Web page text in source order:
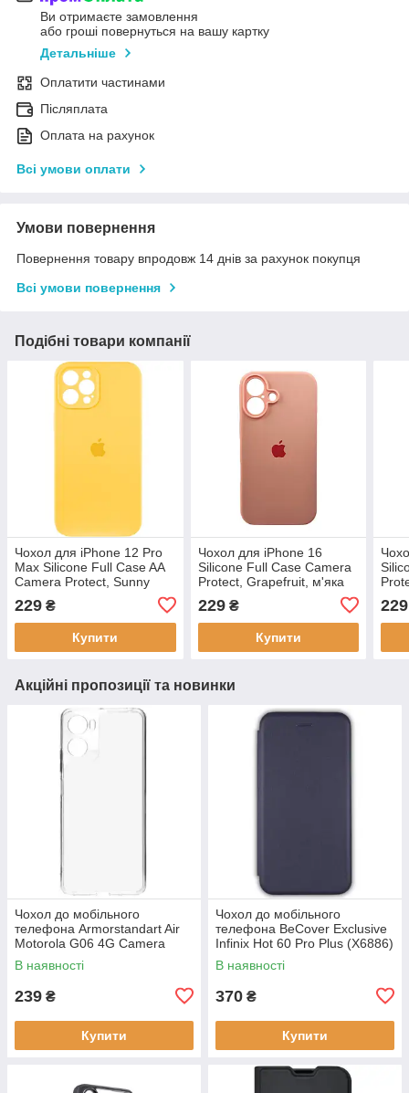
Ви отримаєте замовлення
або гроші повернуться на вашу картку
Детальніше
Оплатити частинами
Післяплата
Оплата на рахунок
Всі умови оплати
Умови повернення
Повернення товару впродовж 14 днів за рахунок покупця
Всі умови повернення
Подібні товари компанії
Чохол для iPhone 12 Pro
Max Silicone Full Case AA
Camera Protect, Sunny
Yellow, м'яка мікрофібра,
захист 360°
229 ₴
Купити
Чохол для iPhone 16
Silicone Full Case Camera
Protect, Grapefruit, м'яка
захист 360°
229₴
Купити
229
Акційні пропозиції та новинки
Чохол до мобільного
телефона Armorstandart Air
Motorola G06 4G Camera
cover Clear (ARM89057)
В наявності
239 ₴
Купити
Чохол до мобільного
телефона BeCover Exclusive
Infinix Hot 60 Pro Plus (X6886)
Deep Blue (714717)
В наявності
370 ₴
Купити